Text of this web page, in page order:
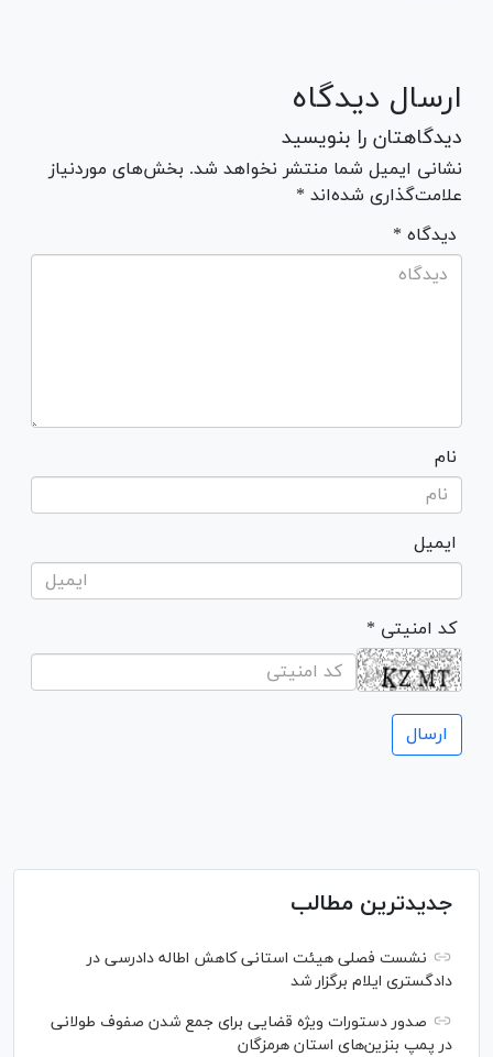
ارسال دیدگاه
دیدگاهتان را بنویسید
نشانی ایمیل شما منتشر نخواهد شد. بخش‌های موردنیاز
علامت‌گذاری شده‌اند *
* دیدگاه
نام
ایمیل
* کد امنیتی
جدیدترین مطالب
نشست فصلی هیئت استانی کاهش اطاله دادرسی در
دادگستری ایلام برگزار شد
صدور دستورات ویژه قضایی برای جمع شدن صفوف طولانی
در پمپ بنزین‌های استان هرمزگان